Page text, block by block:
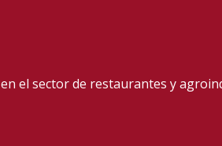
el sector de restaurantes y